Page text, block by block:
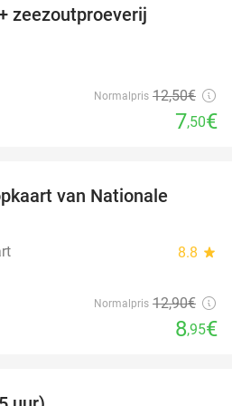
zeezoutproeverij
Normalpris 12,50€
7,50€
van Nationale
8.8 star
Normalpris 12,90€
8,95€